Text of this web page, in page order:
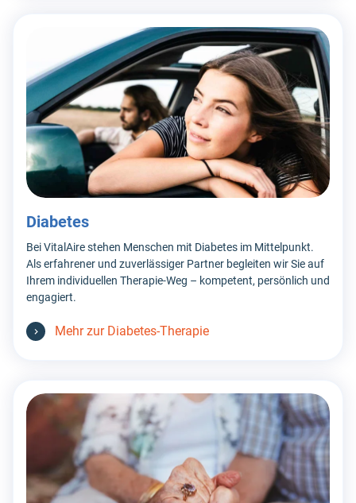
Diabetes
Bei VitalAire stehen Menschen mit Diabetes im Mittelpunkt.
Als erfahrener und zuverlässiger Partner begleiten wir Sie auf
Ihrem individuellen Therapie-Weg – kompetent, persönlich und
engagiert.
Mehr zur Diabetes-Therapie